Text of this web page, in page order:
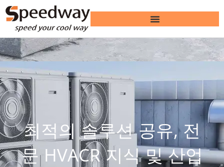
최적의 솔루션 공유, 전
문 HVACR 지식 및 산업